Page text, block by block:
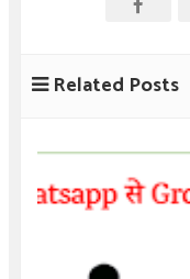
Related Posts